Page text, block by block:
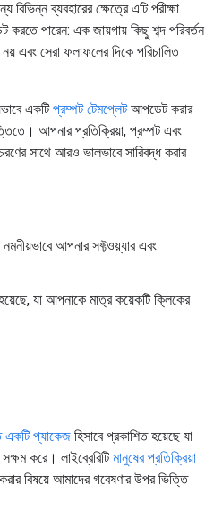
ব্যবহারের ক্ষেত্রে এটি পরীক্ষা
পারেন: এক জায়গায় কিছু শব্দ পরিবর্তন
এবং সেরা ফলাফলের দিকে পরিচালিত
একটিপ্রম্পট টেমপ্লেটআপডেট করার
আপনার প্রতিক্রিয়া, প্রম্পট এবং
সাথে আরও ভালভাবে সারিবদ্ধ করার
আপনার সফ্টওয়্যার এবং
যা আপনাকে মাত্র কয়েকটি ক্লিকের
প্যাকেজ হিসাবে প্রকাশিত হয়েছে যা
করে। লাইব্রেরিটিমানুষের প্রতিক্রিয়া
বিষয়ে আমাদের গবেষণার উপর ভিত্তি